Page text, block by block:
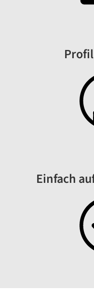
Einfach